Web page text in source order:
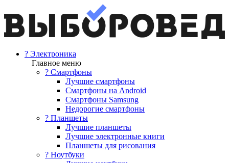
? Электроника
Главное меню
? Смартфоны
Лучшие смартфоны
Смартфоны на Android
Смартфоны Samsung
Недорогие смартфоны
? Планшеты
Лучшие планшеты
Лучшие электронные книги
Планшеты для рисования
? Ноутбуки